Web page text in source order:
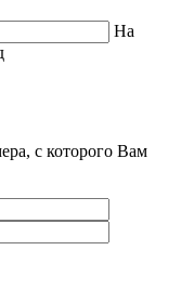
На
с которого Вам